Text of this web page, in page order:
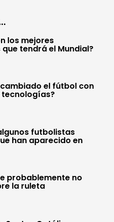
los mejores
tendrá el Mundial?
el fútbol con
tecnologías?
futbolistas
han aparecido en
probablemente no
la ruleta